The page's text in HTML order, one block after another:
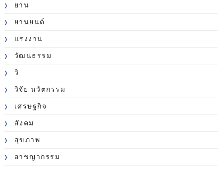
ยาน
ยานยนต์
แรงงาน
วัฒนธรรม
วิ
วิจัย นวัตกรรม
เศรษฐกิจ
สังคม
สุขภาพ
อาชญากรรม